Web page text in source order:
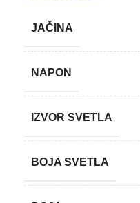
JAČINA
NAPON
IZVOR SVETLA
BOJA SVETLA